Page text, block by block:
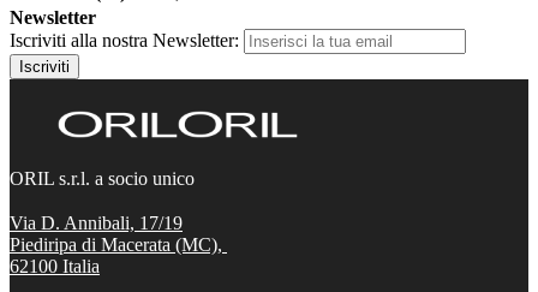
Newsletter
Iscriviti alla nostra Newsletter:
Iscriviti
ORIL s.r.l. a socio unico
Via D. Annibali, 17/19
Piediripa di Macerata (MC),
62100 Italia